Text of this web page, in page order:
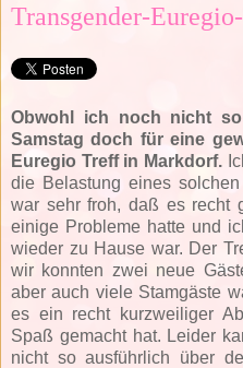
Transgender-
Obwohl ich noch nicht
Samstag doch für eine
Euregio Treff in Markdorf.
die Belastung eines
war sehr froh, daß es recht
einige Probleme hatte und
wieder zu Hause war. Der
wir konnten zwei neue
aber auch viele Stamgäste
es ein recht kurzweiliger
Spaß gemacht hat. Leider
nicht so ausführlich über